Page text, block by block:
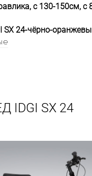
с 130-150см, с
SX 24-чёрно-
IDGI SX 24